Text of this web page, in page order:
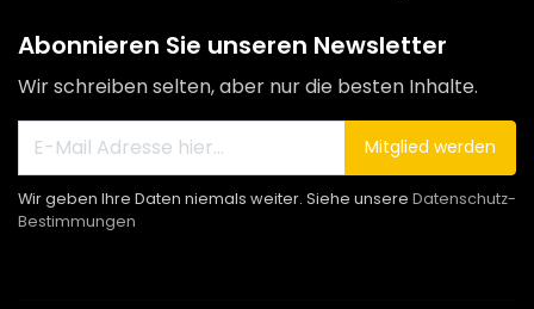
Abonnieren Sie unseren Newsletter
Wir schreiben selten, aber nur die besten Inhalte.
Mitglied werden
Wir geben Ihre Daten niemals weiter. Siehe unsere Datenschutz-
Bestimmungen